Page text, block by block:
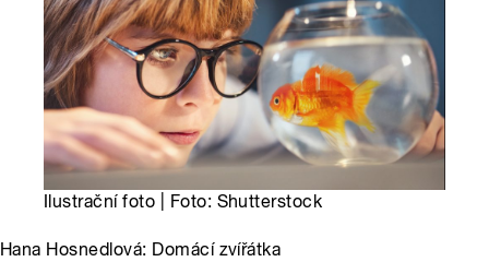
Ilustrační foto | Foto: Shutterstock
Hana Hosnedlová: Domácí zvířátka